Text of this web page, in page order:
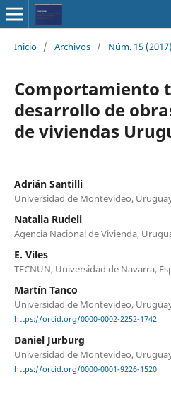
Inicio / Archivos / Núm. 15 (2017)
Comportamiento
desarrollo de
de viviendas
Adrián Santilli
Universidad de Montevideo,
Natalia Rudeli
Agencia Nacional de Vivienda,
E. Viles
TECNUN, Universidad de Navarra,
Martín Tanco
Universidad de Montevideo,
https://orcid.org/0000-0002-2252-1742
Daniel Jurburg
Universidad de Montevideo,
https://orcid.org/0000-0001-9226-1520